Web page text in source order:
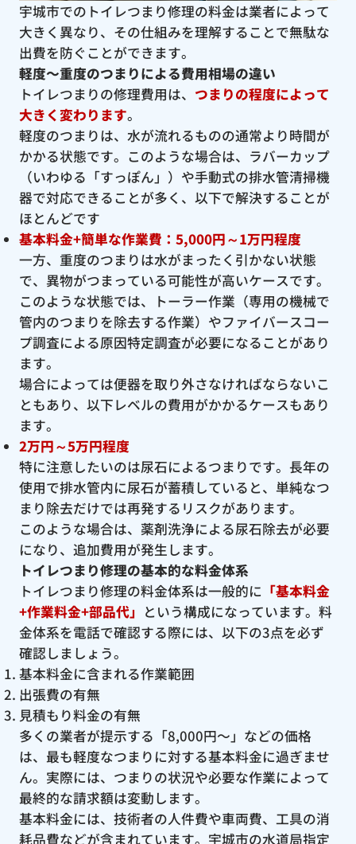
宇城市でのトイレつまり修理の料金は業者によって
大きく異なり、その仕組みを理解することで無駄な
出費を防ぐことができます。
軽度〜重度のつまりによる費用相場の違い
トイレつまりの修理費用は、 つまりの程度によって
大きく変わります。
軽度のつまりは、水が流れるものの通常より時間が
かかる状態です。このような場合は、ラバーカップ
（いわゆる「すっぽん」）や手動式の排水管清掃機
器で対応できることが多く、以下で解決することが
ほとんどです
基本料金+簡単な作業費：5,000円～1万円程度
一方、重度のつまりは水がまったく引かない状態
で、異物がつまっている可能性が高いケースです。
このような状態では、トーラー作業（専用の機械で
管内のつまりを除去する作業）やファイバースコー
プ調査による原因特定調査が必要になることがあり
ます。
場合によっては便器を取り外さなければならないこ
ともあり、以下レベルの費用がかかるケースもあり
ます。
2万円～5万円程度
特に注意したいのは尿石によるつまりです。長年の
使用で排水管内に尿石が蓄積していると、単純なつ
まり除去だけでは再発するリスクがあります。
このような場合は、薬剤洗浄による尿石除去が必要
になり、追加費用が発生します。
トイレつまり修理の基本的な料金体系
トイレつまり修理の料金体系は一般的に 「基本料金
+作業料金+部品代」 という構成になっています。料
金体系を電話で確認する際には、以下の3点を必ず
確認しましょう。
基本料金に含まれる作業範囲
出張費の有無
見積もり料金の有無
多くの業者が提示する「8,000円〜」などの価格
は、最も軽度なつまりに対する基本料金に過ぎませ
ん。実際には、つまりの状況や必要な作業によって
最終的な請求額は変動します。
基本料金には、技術者の人件費や車両費、工具の消
耗品費などが含まれています。宇城市の水道局指定